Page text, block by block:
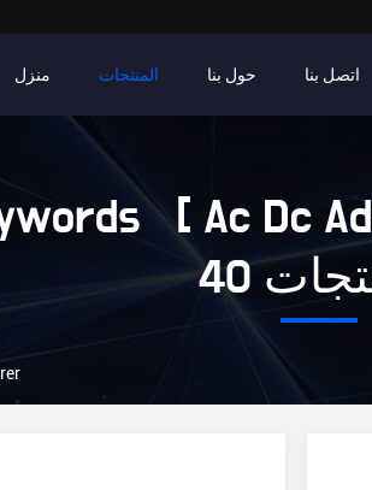
منزل المنتجات حول بنا اتصل بنا
[ Ac Dc